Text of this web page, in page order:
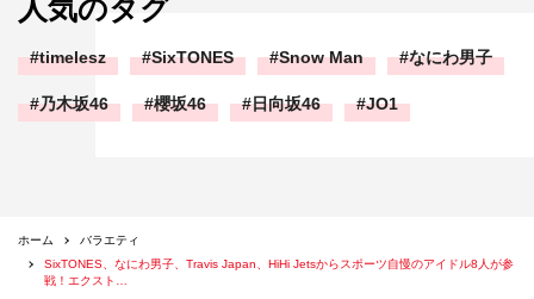
人気のタグ
timelesz SixTONES Snow Man なにわ男子
乃木坂46 櫻坂46 日向坂46 JO1
ホーム
バラエティ
SixTONES、なにわ男子、Travis Japan、HiHi Jetsからスポーツ自慢のアイドル8人が参
戦！エクスト…